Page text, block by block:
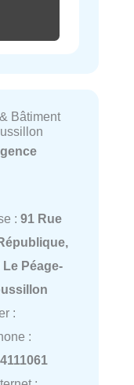
Bâtiment
: 91 Rue
Le Péage-
:
: